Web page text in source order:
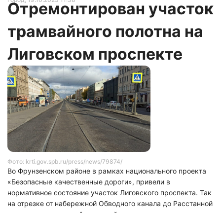
Отремонтирован участок
трамвайного полотна на
Лиговском проспекте
Фото: krti.gov.spb.ru/press/news/79874/
Во Фрунзенском районе в рамках национального проекта
«Безопасные качественные дороги», привели в
нормативное состояние участок Лиговского проспекта. Так
на отрезке от набережной Обводного канала до Расстанной